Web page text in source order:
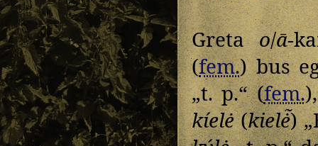
Gretao/ā-
(fem.) bus
„t. p.“ (fem.
kíelė(kielė̃)